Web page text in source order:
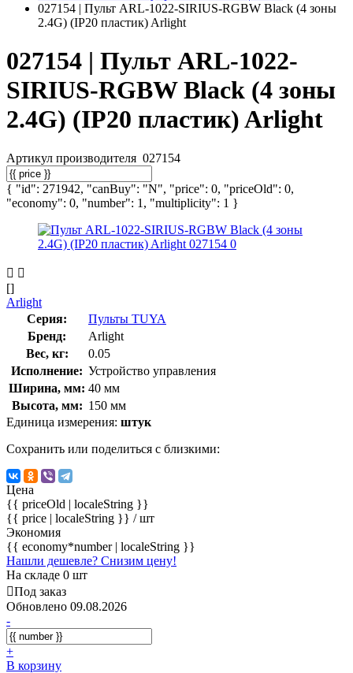
027154 | Пульт ARL-1022-SIRIUS-RGBW Black (4 зоны
2.4G) (IP20 пластик) Arlight
027154 | Пульт ARL-1022-
SIRIUS-RGBW Black (4 зоны
2.4G) (IP20 пластик) Arlight
Артикул производителя 027154
{ "id": 271942, "canBuy": "N", "price": 0, "priceOld": 0,
"economy": 0, "number": 1, "multiplicity": 1 }
[]
Arlight
Серия:
Пульты TUYA
Бренд:
Arlight
Вес, кг:
0.05
Исполнение: Устройство управления
Ширина, мм: 40 мм
Высота, мм: 150 мм
Единица измерения: штук
Сохранить или поделиться с близкими:
Цена
{{ priceOld | localeString }}
{{ price | localeString }} / шт
Экономия
{{ economy*number | localeString }}
Нашли дешевле? Снизим цену!
На складе 0 шт
Под заказ
Обновлено 09.08.2026
-
+
В корзину